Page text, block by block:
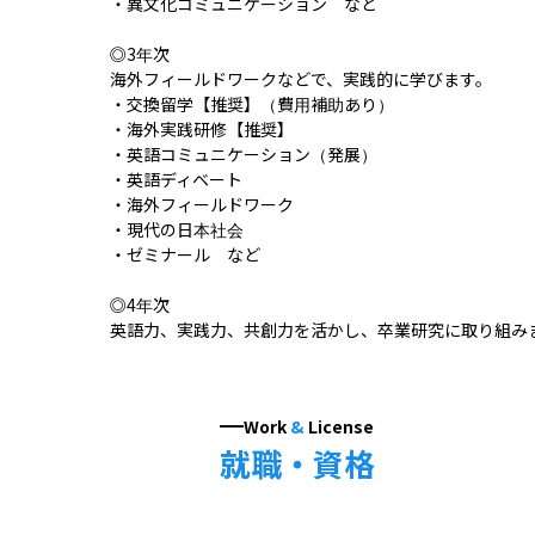
◎3年次
海外フィールドワークなどで、実践的に学びます。
・交換留学【推奨】（費用補助あり）
・海外実践研修【推奨】
・英語コミュニケーション（発展）
・英語ディベート
・海外フィールドワーク
・現代の日本社会
・ゼミナール　など
◎4年次
英語力、実践力、共創力を活かし、卒業研究に取り組み
Work & License
就職・資格